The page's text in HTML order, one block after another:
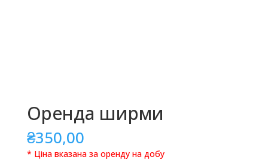
Оренда ширми
₴350,00
* Ціна вказана за оренду на добу